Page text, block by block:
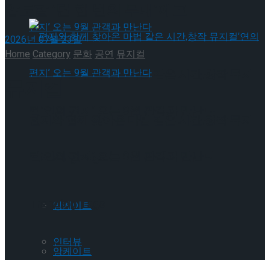
편지와 함께 찾아온 마법 같은 시간,창작 뮤지
앙케이트
인터뷰
Trending Tags
앙케이트
2026년 07월 23일
HomeCategory문화공연뮤지컬